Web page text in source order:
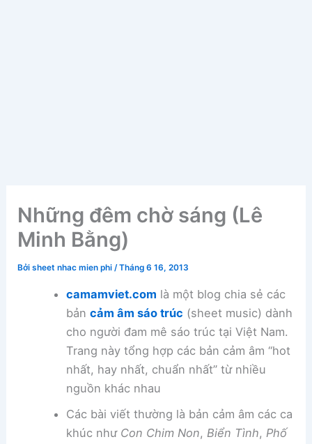
Những đêm chờ sáng (Lê
Minh Bằng)
Bởisheet nhac mien phi/Tháng 6 16, 2013
camamviet.com là một blog chia sẻ các
bản cảm âm sáo trúc (sheet music) dành
cho người đam mê sáo trúc tại Việt Nam.
Trang này tổng hợp các bản cảm âm “hot
nhất, hay nhất, chuẩn nhất” từ nhiều
nguồn khác nhau
Các bài viết thường là bản cảm âm các ca
khúc như Con Chim Non, Biển Tình, Phố